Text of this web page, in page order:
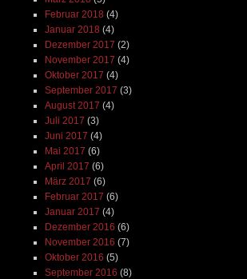
Februar 2018 (4)
Januar 2018 (4)
Dezember 2017 (2)
November 2017 (4)
Oktober 2017 (4)
September 2017 (3)
August 2017 (4)
Juli 2017 (3)
Juni 2017 (4)
Mai 2017 (6)
April 2017 (6)
März 2017 (6)
Februar 2017 (6)
Januar 2017 (4)
Dezember 2016 (6)
November 2016 (7)
Oktober 2016 (5)
September 2016 (8)